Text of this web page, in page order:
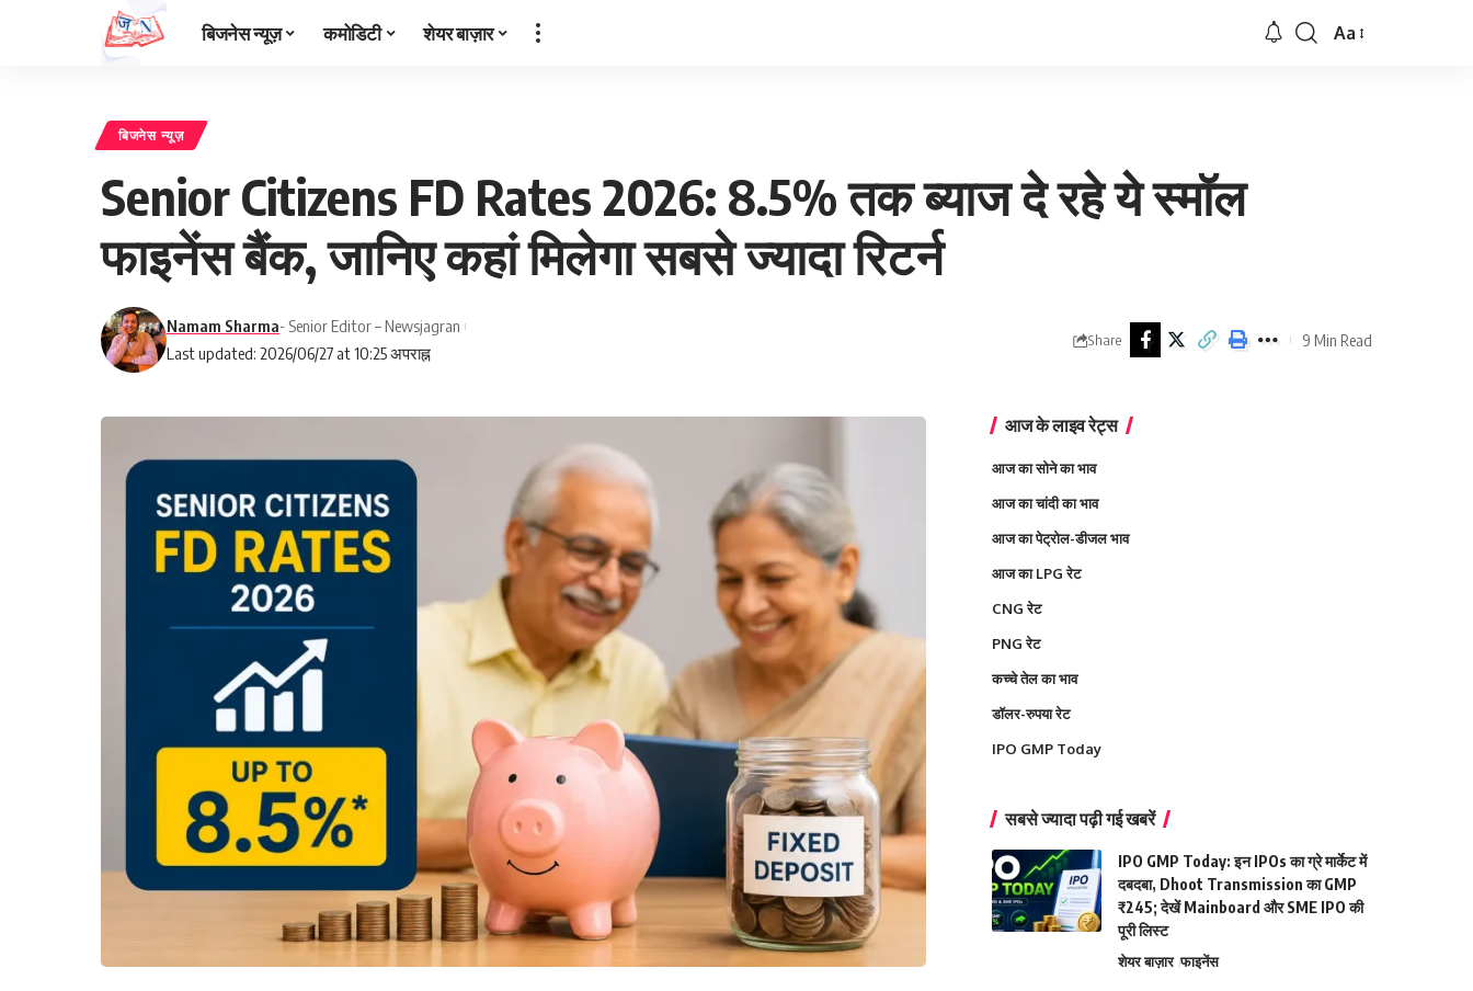
बिजनेस न्यूज़ कमोडिटी शेयर बाज़ार
Font
Aa
बिजनेस न्यूज़
Senior Citizens FD Rates 2026: 8.5% तक ब्याज दे रहे ये स्मॉल
फाइनेंस बैंक, जानिए कहां मिलेगा सबसे ज्यादा रिटर्न
Last updated: 2026/06/27 at 10:25 अपराह्न
Namam Sharma- Senior Editor – Newsjagran
Share 9 Min Read
आज के लाइव रेट्स
आज का सोने का भाव
आज का चांदी का भाव
आज का पेट्रोल-डीजल भाव
आज का LPG रेट
CNG रेट
PNG रेट
कच्चे तेल का भाव
डॉलर-रुपया रेट
IPO GMP Today
सबसे ज्यादा पढ़ी गई खबरें
IPO GMP Today: इन IPOs का ग्रे मार्केट में
दबदबा, Dhoot Transmission का GMP
₹245; देखें Mainboard और SME IPO की
पूरी लिस्ट
शेयर बाज़ार फाइनेंस